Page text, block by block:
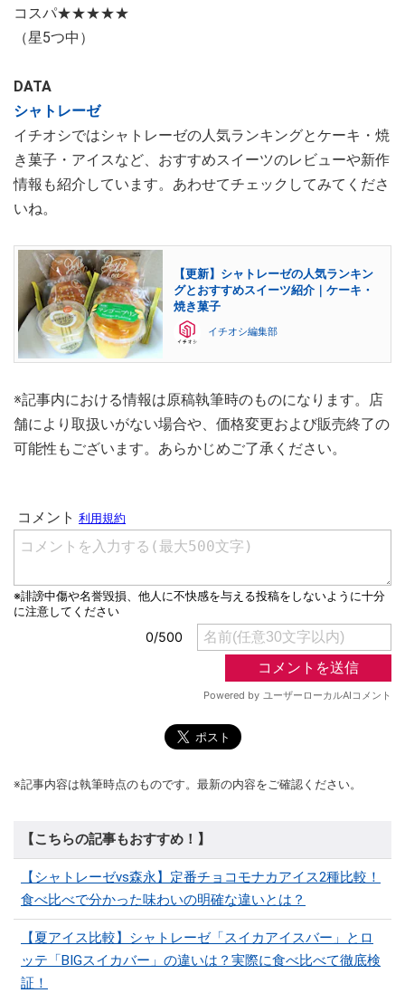
コスパ★★★★★
（星5つ中）
DATA
シャトレーゼ
イチオシではシャトレーゼの人気ランキングとケーキ・焼
き菓子・アイスなど、おすすめスイーツのレビューや新作
情報も紹介しています。あわせてチェックしてみてくださ
いね。
【更新】シャトレーゼの人気ランキン
グとおすすめスイーツ紹介｜ケーキ・
焼き菓子
イチオシ編集部
※記事内における情報は原稿執筆時のものになります。店
舗により取扱いがない場合や、価格変更および販売終了の
可能性もございます。あらかじめご了承ください。
※記事内容は執筆時点のものです。最新の内容をご確認ください。
【こちらの記事もおすすめ！】
【シャトレーゼvs森永】定番チョコモナカアイス2種比較！
食べ比べで分かった味わいの明確な違いとは？
【夏アイス比較】シャトレーゼ「スイカアイスバー」とロ
ッテ「BIGスイカバー」の違いは？実際に食べ比べて徹底検
証！